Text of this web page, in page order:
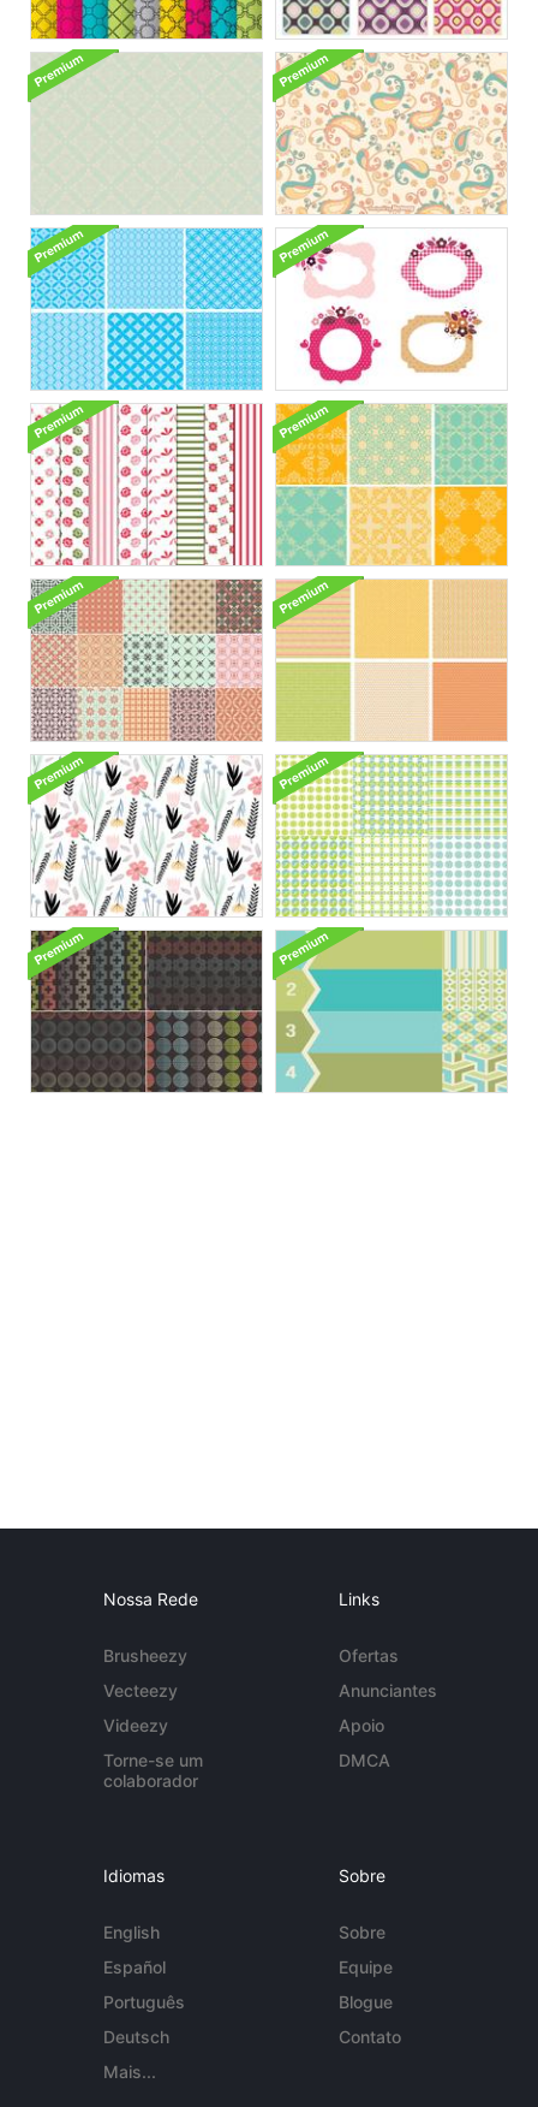
Nossa Rede
Brusheezy
Vecteezy
Videezy
Torne-se um
colaborador
Links
Ofertas
Anunciantes
Apoio
DMCA
Idiomas
English
Español
Português
Deutsch
Mais...
Sobre
Sobre
Equipe
Blogue
Contato